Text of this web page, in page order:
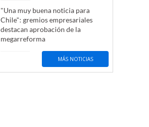
"Una muy buena noticia para
Chile": gremios empresariales
destacan aprobación de la
megarreforma
MÁS NOTICIAS